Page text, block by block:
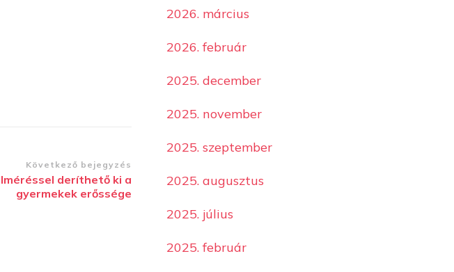
Következő bejegyzés
deríthető ki a
gyermekek erőssége
2026. március
2026. február
2025. december
2025. november
2025. szeptember
2025. augusztus
2025. július
2025. február